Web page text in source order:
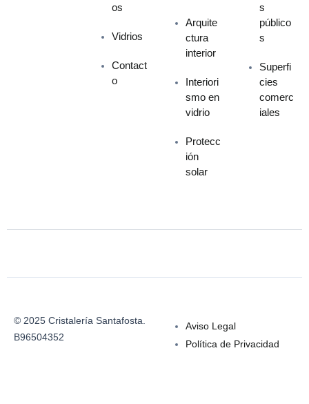
os
Vidrios
Contact
o
Arquite
ctura
interior
Interiori
smo en
vidrio
Protecc
ión
solar
s
público
s
Superfi
cies
comerc
iales
© 2025 Cristalería Santafosta.
B96504352
Aviso Legal
Política de Privacidad